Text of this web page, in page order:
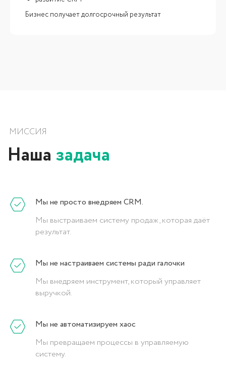
Бизнес получает долгосрочный результат
Мы не просто внедряем CRM.
Мы выстраиваем систему продаж, которая даёт
результат.
Мы не настраиваем системы ради галочки
Мы внедряем инструмент, который управляет
выручкой.
Мы не автоматизируем хаос
Мы превращаем процессы в управляемую
систему.
Консультация
Заполните заявку, либо позвоните нам для
бесплатной консультации: мы обсудим ваши
Узбекистан, г. Ташкент, ул. Чуст, 1
Форма обратной связи
Адрес
+998 (78) 113-49-99
info@icorp.uz